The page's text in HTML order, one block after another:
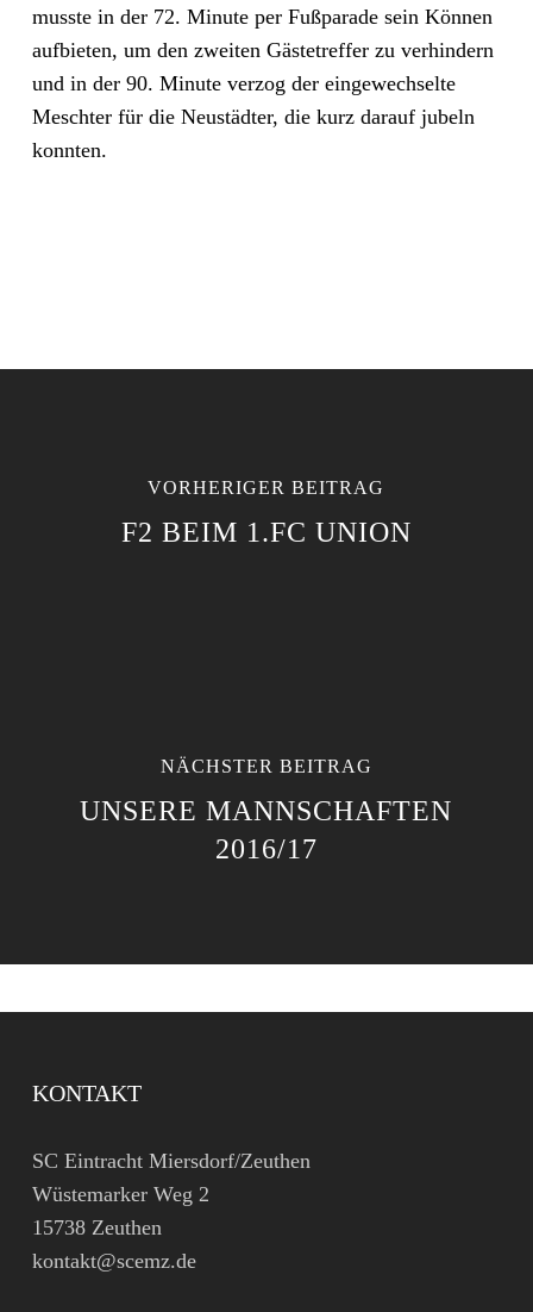
musste in der 72. Minute per Fußparade sein Können
aufbieten, um den zweiten Gästetreffer zu verhindern
und in der 90. Minute verzog der eingewechselte
Meschter für die Neustädter, die kurz darauf jubeln
konnten.
VORHERIGER BEITRAG
F2 BEIM 1.FC UNION
NÄCHSTER BEITRAG
UNSERE MANNSCHAFTEN
2016/17
KONTAKT
SC Eintracht Miersdorf/Zeuthen
Wüstemarker Weg 2
15738 Zeuthen
kontakt@scemz.de